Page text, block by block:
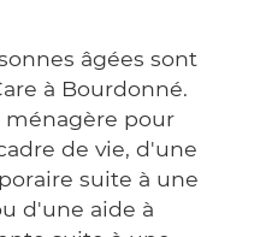
âgées sont
à Bourdonné.
ménagère pour
de vie, d'une
suite à une
d'une aide à